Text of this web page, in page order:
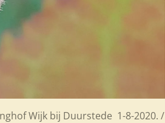
Wijk bij Duurstede 1-8-2020. /